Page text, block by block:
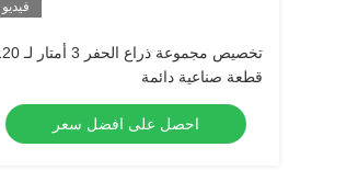
فيديو
تخصيص مجموعة ذراع الحفر 3
قطعة صناعية دائمة
احصل على افضل سعر